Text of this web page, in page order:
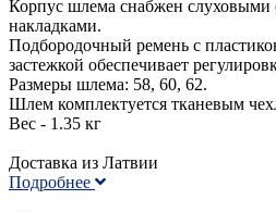
Корпус шлема снабжен слуховыми
накладками.
Подбородочный ремень с
застежкой обеспечивает
Размеры шлема: 58, 60, 62.
Шлем комплектуется тканевым
Вес - 1.35 кг
Доставка из Латвии
Подробнее